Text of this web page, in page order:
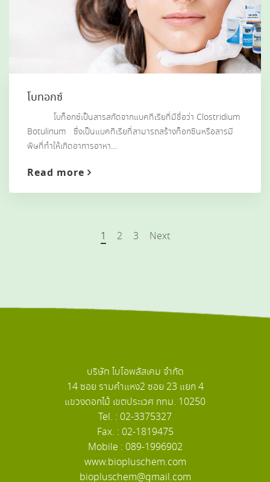
โบทอกซ์
โบท็อกซ์เป็นสารสกัดจากแบคทีเรียที่มีชื่อว่า Clostridium
Botulinum ซึ่งเป็นแบคทีเรียที่สามารถสร้างท็อกซินหรือสารมี
พิษที่ทำให้เกิดอาการอาหา…
Read more
1 2 3 Next
บริษัท ไบโอพลัสเคม จำกัด
14 ซอย รามคำแหง2 ซอย 23 แยก 4
แขวงดอกไม้ เขตประเวศ กทม. 10250
Tel. : 02-3375327
Fax. : 02-1819475
Mobile : 089-1996902
www.biopluschem.com
biopluschem@gmail.com